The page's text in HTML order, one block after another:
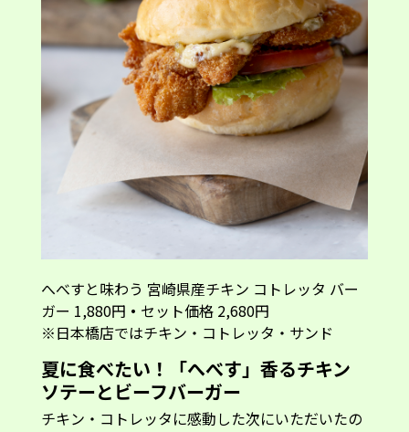
へべすと味わう 宮崎県産チキン コトレッタ バー
ガー 1,880円 ・ セット価格 2,680円
※日本橋店ではチキン・コトレッタ・サンド
夏に食べたい！「へべす」香るチキン
ソテーとビーフバーガー
チキン・コトレッタに感動した次にいただいたの